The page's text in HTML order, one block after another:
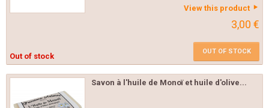
View this product
3,00 €
Out of stock
OUT OF STOCK
Savon à l'huile de Monoï et huile d'olive...